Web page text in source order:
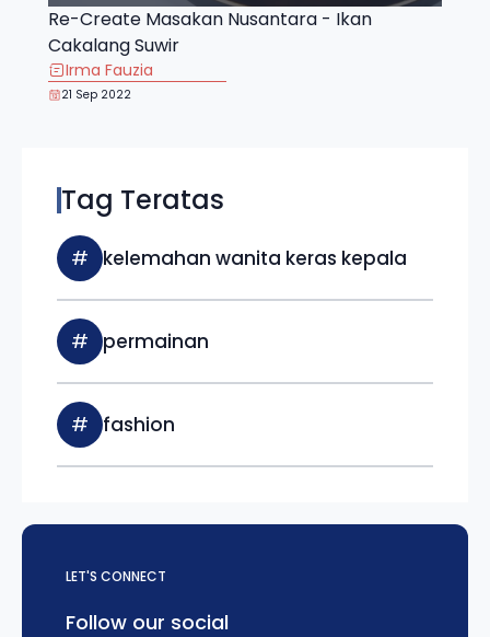
Re-Create Masakan Nusantara - Ikan
Cakalang Suwir
Irma Fauzia
21 Sep 2022
Tag Teratas
# kelemahan wanita keras kepala
# permainan
# fashion
LET'S CONNECT
Follow our social